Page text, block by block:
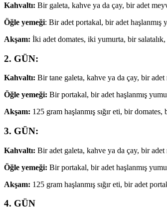
Kahvaltı: Bir galeta, kahve ya da çay, bir adet
Öğle yemeği: Bir adet portakal, bir adet haşlanmış
Akşam: İki adet domates, iki yumurta, bir
2. GÜN:
Kahvaltı: Bir tane galeta, kahve ya da çay, bir
Öğle yemeği: Bir portakal, bir adet haşlanmış
Akşam: 125 gram haşlanmış sığır eti, bir
3. GÜN:
Kahvaltı: Bir adet galeta, kahve ya da çay, bir
Öğle yemeği: Bir portakal, bir adet haşlanmış
Akşam: 125 gram haşlanmış sığır eti, bir adet
4. GÜN